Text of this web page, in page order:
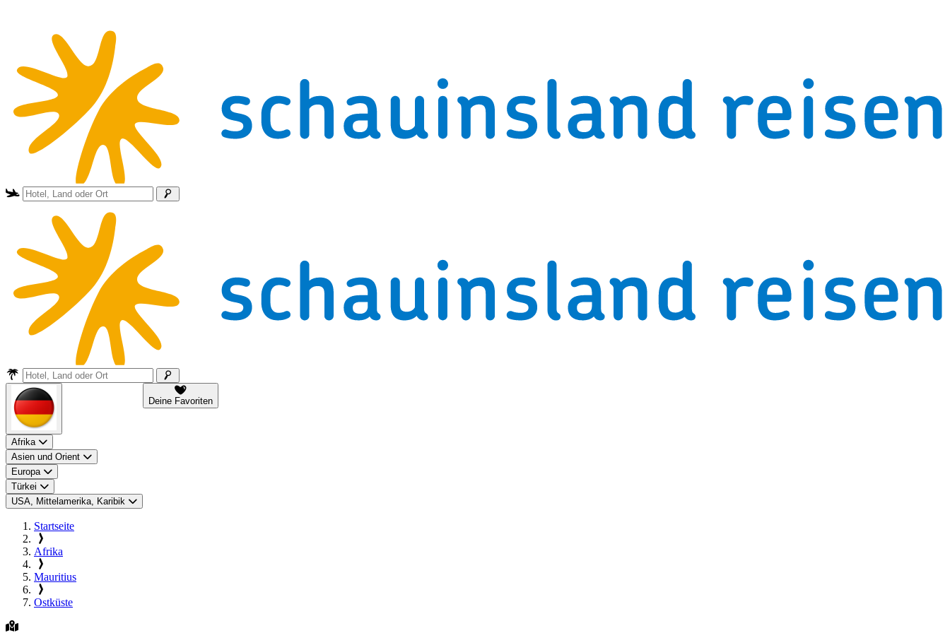
Afrika
Asien und Orient
Europa
Türkei
USA, Mittelamerika, Karibik
Deine Favoriten
Startseite
Afrika
Mauritius
Ostküste